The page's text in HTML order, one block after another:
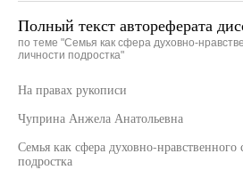
Полный текст автореферата
по теме "Семья как сфера духовно-
личности подростка"
На правах рукописи
Чуприна Анжела Анатольевна
Семья как сфера духовно-нравственного
подростка